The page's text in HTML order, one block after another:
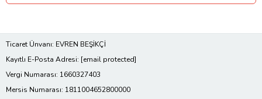
Ticaret Ünvanı: EVREN BEŞİKÇİ
Kayıtlı E-Posta Adresi: [email protected]
Vergi Numarası: 1660327403
Mersis Numarası: 1811004652800000